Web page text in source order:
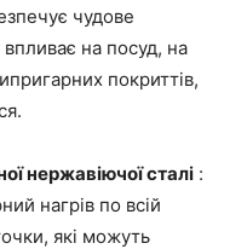
чудове
на посуд, на
покриттів,
нержавіючої сталі :
нагрів по всій
які можуть